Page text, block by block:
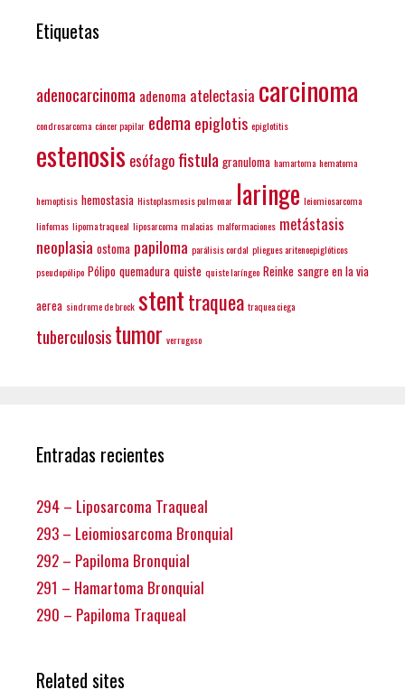
Etiquetas
adenocarcinoma adenoma atelectasia carcinoma
condrosarcoma cáncer papilar edema epiglotis epiglotitis
estenosis esófagofistula granuloma hamartoma hematoma
hemoptisis hemostasia Histoplasmosis pulmonar laringe leiomiosarcoma
linfomas lipoma traqueal liposarcoma malacias malformaciones metástasis
neoplasia ostoma papiloma parálisis cordal pliegues aritenoepiglóticos
pseudopólipo Pólipo quemadura quiste quiste laríngeo Reinke sangre en la via
aerea sindrome de brock stenttraquea traquea ciega
tuberculosistumor verrugoso
Entradas recientes
294 – Liposarcoma Traqueal
293 – Leiomiosarcoma Bronquial
292 – Papiloma Bronquial
291 – Hamartoma Bronquial
290 – Papiloma Traqueal
Related sites